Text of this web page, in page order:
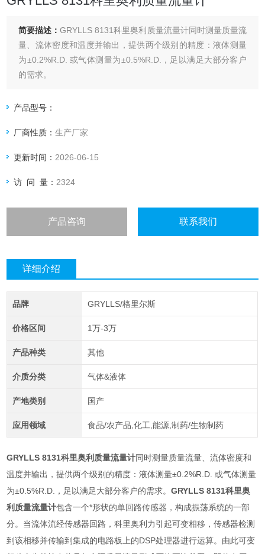
简要描述：GRYLLS 8131科里奥利质量流量计同时测量质量流
量、流体密度和温度并输出，提供两个级别的精度：液体测量
为±0.2%R.D. 或气体测量为±0.5%R.D.，足以满足大部分客户
的需求。
产品型号：
厂商性质：生产厂家
更新时间： 2026-06-15
访 问 量： 2324
产品咨询 联系我们
详细介绍
品牌 GRYLLS/格里尔斯
价格区间 1万-3万
产品种类 其他
介质分类 气体&液体
产地类别 国产
应用领域 食品/农产品,化工,能源,制药/生物制药
GRYLLS 8131科里奥利质量流量计同时测量质量流量、流体密度和
温度并输出，提供两个级别的精度：液体测量±0.2%R.D. 或气体测量
为±0.5%R.D.，足以满足大部分客户的需求。GRYLLS 8131科里奥
利质量流量计包含一个*形状的单回路传感器，构成振荡系统的一部
分。当流体流经传感器回路，科里奥利力引起可变相移，传感器检测
到该相移并传输到集成的电路板上的DSP处理器进行运算。由此可变